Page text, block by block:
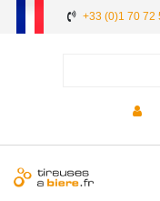
+33 (0)1 70 72